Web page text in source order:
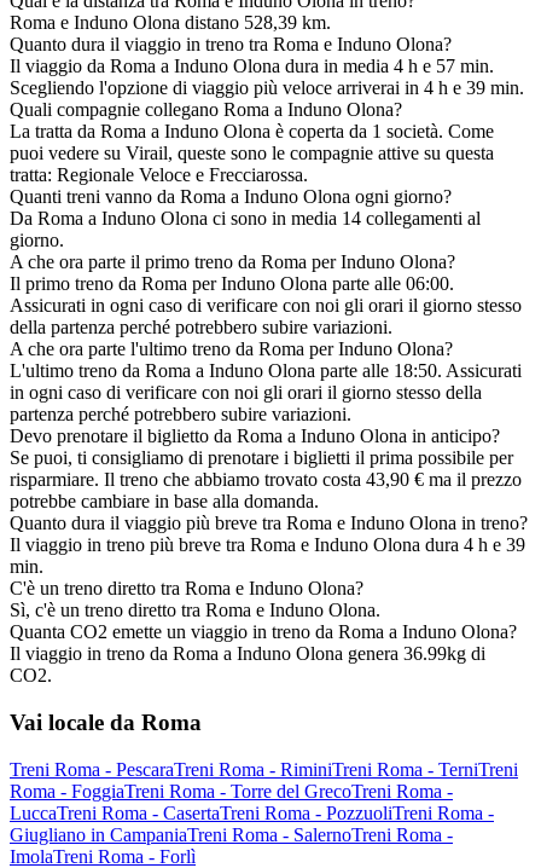
Roma e Induno Olona distano 528,39 km.
Quanto dura il viaggio in treno tra Roma e Induno Olona?
Il viaggio da Roma a Induno Olona dura in media 4 h e 57 min.
Scegliendo l'opzione di viaggio più veloce arriverai in 4 h e 39 min.
Quali compagnie collegano Roma a Induno Olona?
La tratta da Roma a Induno Olona è coperta da 1 società. Come
puoi vedere su Virail, queste sono le compagnie attive su questa
tratta: Regionale Veloce e Frecciarossa.
Quanti treni vanno da Roma a Induno Olona ogni giorno?
Da Roma a Induno Olona ci sono in media 14 collegamenti al
giorno.
A che ora parte il primo treno da Roma per Induno Olona?
Il primo treno da Roma per Induno Olona parte alle 06:00.
Assicurati in ogni caso di verificare con noi gli orari il giorno stesso
della partenza perché potrebbero subire variazioni.
A che ora parte l'ultimo treno da Roma per Induno Olona?
L'ultimo treno da Roma a Induno Olona parte alle 18:50. Assicurati
in ogni caso di verificare con noi gli orari il giorno stesso della
partenza perché potrebbero subire variazioni.
Devo prenotare il biglietto da Roma a Induno Olona in anticipo?
Se puoi, ti consigliamo di prenotare i biglietti il prima possibile per
risparmiare. Il treno che abbiamo trovato costa 43,90 € ma il prezzo
potrebbe cambiare in base alla domanda.
Quanto dura il viaggio più breve tra Roma e Induno Olona in treno?
Il viaggio in treno più breve tra Roma e Induno Olona dura 4 h e 39
min.
C'è un treno diretto tra Roma e Induno Olona?
Sì, c'è un treno diretto tra Roma e Induno Olona.
Quanta CO2 emette un viaggio in treno da Roma a Induno Olona?
Il viaggio in treno da Roma a Induno Olona genera 36.99kg di
CO2.
Vai locale da Roma
Treni Roma - PescaraTreni Roma - RiminiTreni Roma - TerniTreni
Roma - FoggiaTreni Roma - Torre del GrecoTreni Roma -
LuccaTreni Roma - CasertaTreni Roma - PozzuoliTreni Roma -
Giugliano in CampaniaTreni Roma - SalernoTreni Roma -
ImolaTreni Roma - Forlì